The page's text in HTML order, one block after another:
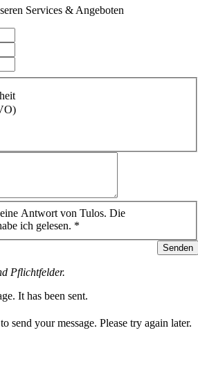
Services & Angeboten
Antwort von Tulos. Die
ich gelesen. *
Senden
Pflichtfelder.
It has been sent.
send your message. Please try again later.